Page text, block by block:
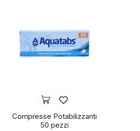
Compresse Potabilizzanti
50 pezzi